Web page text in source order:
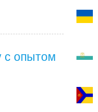
с опытом